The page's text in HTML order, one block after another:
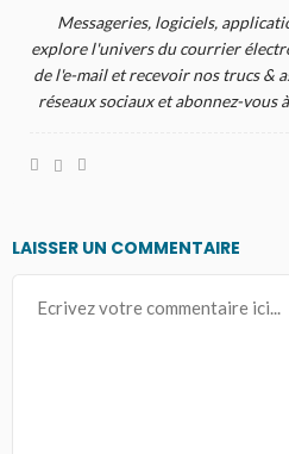
Messageries, logiciels,
explore l'univers du courrier
de l'e-mail et recevoir nos trucs &
réseaux sociaux et abonnez-vous
LAISSER UN COMMENTAIRE